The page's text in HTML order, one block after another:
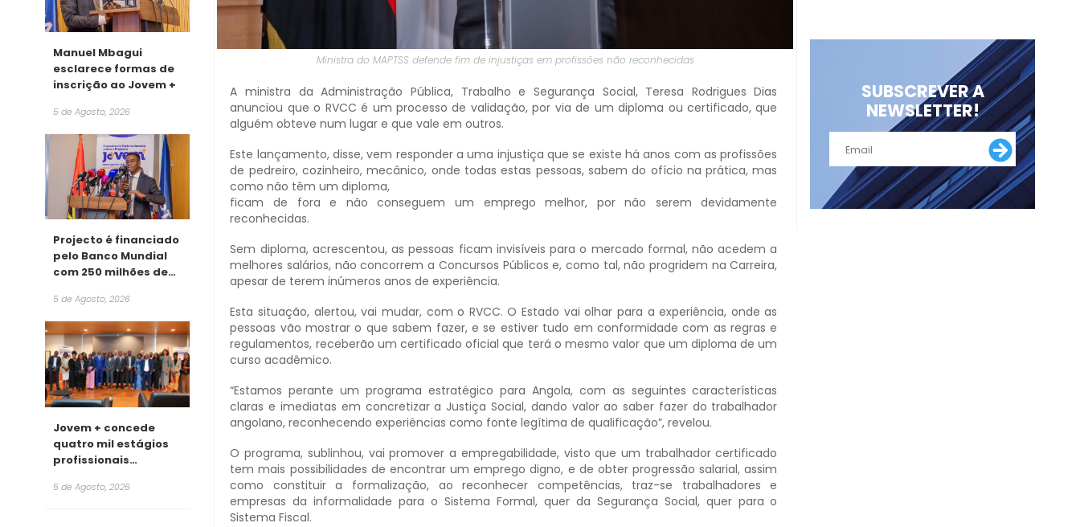
Manuel Mbagui
esclarece formas de
inscrição ao Jovem +
5 de Agosto, 2026
Projecto é financiado
pelo Banco Mundial
com 250 milhões de
5 de Agosto, 2026
Jovem + concede
quatro mil estágios
profissionais
2026
5 de Agosto, 2026
Ministra do MAPTSS defende fim de injustiças em profissões não reconhecidas
A ministra da Administração Pública, Trabalho e Segurança Social, Teresa Rodrigues Dias
anunciou que o RVCC é um processo de validação, por via de um diploma ou certificado, que
alguém obteve num lugar e que vale em outros.
Este lançamento, disse, vem responder a uma injustiça que se existe há anos com as profissões
de pedreiro, cozinheiro, mecânico, onde todas estas pessoas, sabem do ofício na prática, mas
como não têm um diploma,
ficam de fora e não conseguem um emprego melhor, por não serem devidamente
reconhecidas.
Sem diploma, acrescentou, as pessoas ficam invisíveis para o mercado formal, não acedem a
melhores salários, não concorrem a Concursos Públicos e, como tal, não progridem na Carreira,
apesar de terem inúmeros anos de experiência.
Esta situação, alertou, vai mudar, com o RVCC. O Estado vai olhar para a experiência, onde as
pessoas vão mostrar o que sabem fazer, e se estiver tudo em conformidade com as regras e
regulamentos, receberão um certificado oficial que terá o mesmo valor que um diploma de um
curso acadêmico.
“Estamos perante um programa estratégico para Angola, com as seguintes características
claras e imediatas em concretizar a Justiça Social, dando valor ao saber fazer do trabalhador
angolano, reconhecendo experiências como fonte legítima de qualificação”, revelou.
O programa, sublinhou, vai promover a empregabilidade, visto que um trabalhador certificado
tem mais possibilidades de encontrar um emprego digno, e de obter progressão salarial, assim
como constituir a formalização, ao reconhecer competências, traz-se trabalhadores e
empresas da informalidade para o Sistema Formal, quer da Segurança Social, quer para o
Sistema Fiscal.
SUBSCREVER A
NEWSLETTER!